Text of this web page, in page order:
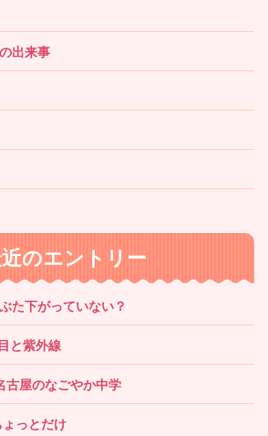
出来事
のエントリー
下がっていない？
と目と紫外線
屋のなごやか中学
っとだけ